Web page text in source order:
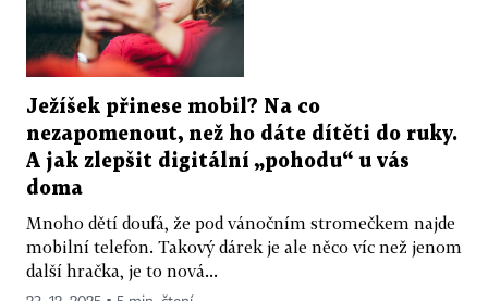
Ježíšek přinese mobil? Na co
nezapomenout, než ho dáte dítěti do ruky.
A jak zlepšit digitální „pohodu“ u vás
doma
Mnoho dětí doufá, že pod vánočním stromečkem najde
mobilní telefon. Takový dárek je ale něco víc než jenom
další hračka, je to nová...